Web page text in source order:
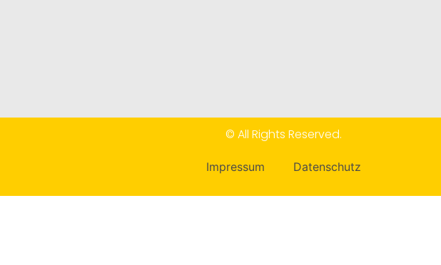
© All Rights Reserved.
Impressum Datenschutz